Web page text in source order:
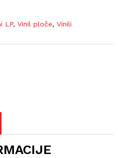
LP, Vinil ploče, Vinili